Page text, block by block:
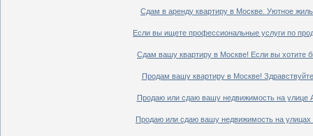
Сдам в аренду квартиру в Москве. Уютное
Если вы ищете профессиональные услуги по
Сдам вашу квартиру в Москве! Если вы хотите
Продам вашу квартиру в Москве!
Продаю или сдаю вашу недвижимость на улице
Продаю или сдаю вашу недвижимость на